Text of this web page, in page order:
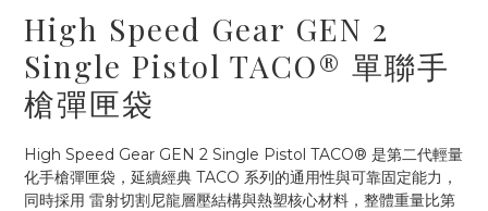
多平台銷售，商品資訊及數量恐不即時，購買前可與小編確
認現貨數量，以避免空等。
High Speed Gear GEN 2
Single Pistol TACO® 單聯手
槍彈匣袋
High Speed Gear GEN 2 Single Pistol TACO® 是第二代輕量
化手槍彈匣袋，延續經典 TACO 系列的通用性與可靠固定能力，
同時採用 雷射切割尼龍層壓結構與熱塑核心材料，整體重量比第